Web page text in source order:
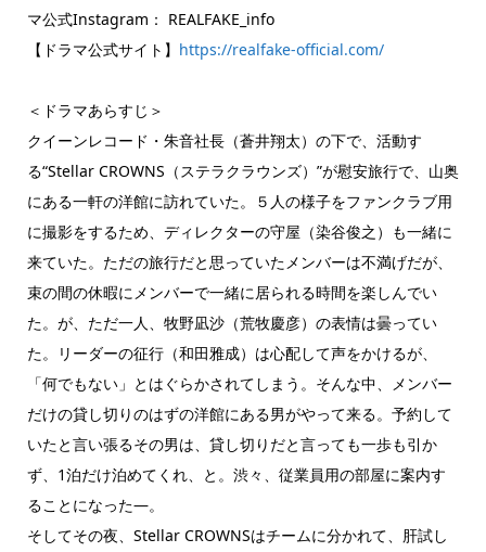
マ公式Instagram： REALFAKE_info
【ドラマ公式サイト】 https://realfake-official.com/
＜ドラマあらすじ＞
クイーンレコード・朱音社長（蒼井翔太）の下で、活動す
る“Stellar CROWNS（ステラクラウンズ）”が慰安旅行で、山奥
にある一軒の洋館に訪れていた。５人の様子をファンクラブ用
に撮影をするため、ディレクターの守屋（染谷俊之）も一緒に
来ていた。ただの旅行だと思っていたメンバーは不満げだが、
束の間の休暇にメンバーで一緒に居られる時間を楽しんでい
た。が、ただ一人、牧野凪沙（荒牧慶彦）の表情は曇ってい
た。リーダーの征行（和田雅成）は心配して声をかけるが、
「何でもない」とはぐらかされてしまう。そんな中、メンバー
だけの貸し切りのはずの洋館にある男がやって来る。予約して
いたと言い張るその男は、貸し切りだと言っても一歩も引か
ず、1泊だけ泊めてくれ、と。渋々、従業員用の部屋に案内す
ることになった―。
そしてその夜、Stellar CROWNSはチームに分かれて、肝試し